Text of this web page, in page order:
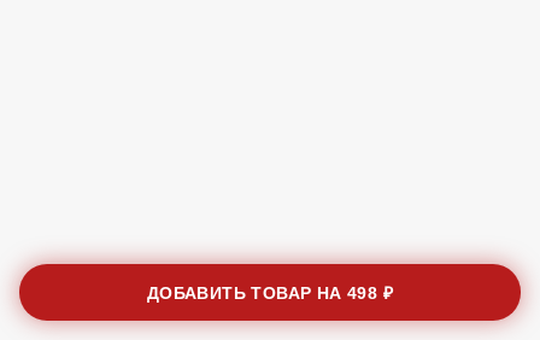
ДОБАВИТЬ ТОВАР НА498 ₽